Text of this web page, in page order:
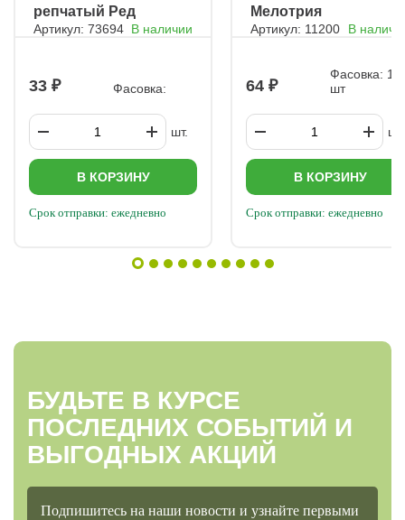
репчатый Ред
Барон
Артикул: 73694 В наличии
33 Фасовка:
шт.
В КОРЗИНУ
Срок отправки: ежедневно
Мелотрия
Полосатик
Артикул: 11200 В
64
Фасовка: 10
шт
шт.
В КОРЗИНУ
Срок отправки: ежедневно
БУДЬТЕ В КУРСЕ
ПОСЛЕДНИХ СОБЫТИЙ И
ВЫГОДНЫХ АКЦИЙ
Подпишитесь на наши новости и узнайте первыми